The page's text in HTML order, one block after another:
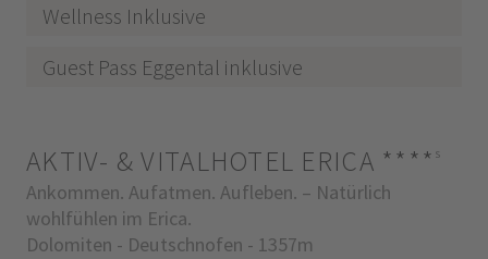
Wellness Inklusive
Guest Pass Eggental inklusive
AKTIV- & VITALHOTEL ERICA **** s
Ankommen. Aufatmen. Aufleben. – Natürlich
wohlfühlen im Erica.
Dolomiten - Deutschnofen - 1357m